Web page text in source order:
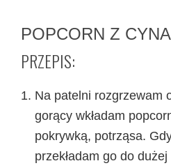
POPCORN Z
PRZEPIS:
Na patelni rozgrzewam
gorący wkładam
pokrywką, potrząsa.
przekładam go do dużej